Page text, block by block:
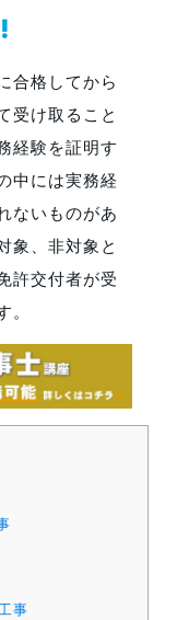
合格してから
受け取ること
経験を証明す
中には実務経
ないものがあ
象、非対象と
許交付者が受
事